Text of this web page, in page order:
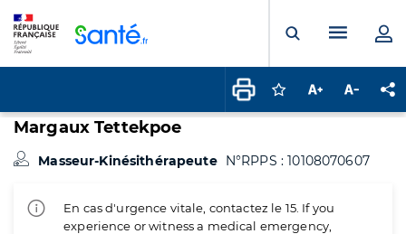
Ouvrir laMenu
Connectez-vous
Augmenter la
Margaux Tettekpoe
Masseur-Kinésithérapeute N°RPPS : 10108070607
En cas d'urgence vitale, contactez le 15. If you
experience or witness a medical emergency,